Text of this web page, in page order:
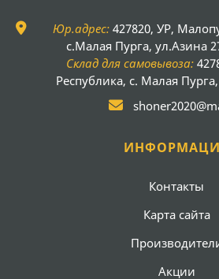
Юр.адрес: 427820, УР,
с.Малая Пурга, ул.Азина
Склад для самовывоза:
Республика, с. Малая
Контакты
Карта сайта
Акции